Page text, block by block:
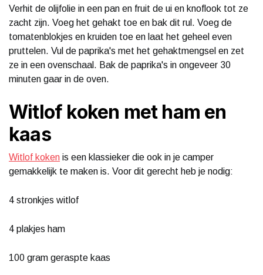
Verhit de olijfolie in een pan en fruit de ui en knoflook tot ze
zacht zijn. Voeg het gehakt toe en bak dit rul. Voeg de
tomatenblokjes en kruiden toe en laat het geheel even
pruttelen. Vul de paprika's met het gehaktmengsel en zet
ze in een ovenschaal. Bak de paprika's in ongeveer 30
minuten gaar in de oven.
Witlof koken met ham en
kaas
Witlof koken is een klassieker die ook in je camper
gemakkelijk te maken is. Voor dit gerecht heb je nodig:
4 stronkjes witlof
4 plakjes ham
100 gram geraspte kaas